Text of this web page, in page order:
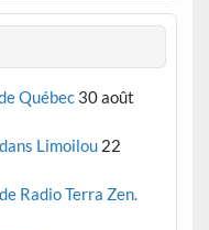
Québec 30 août
Limoilou 22
Radio Terra Zen.